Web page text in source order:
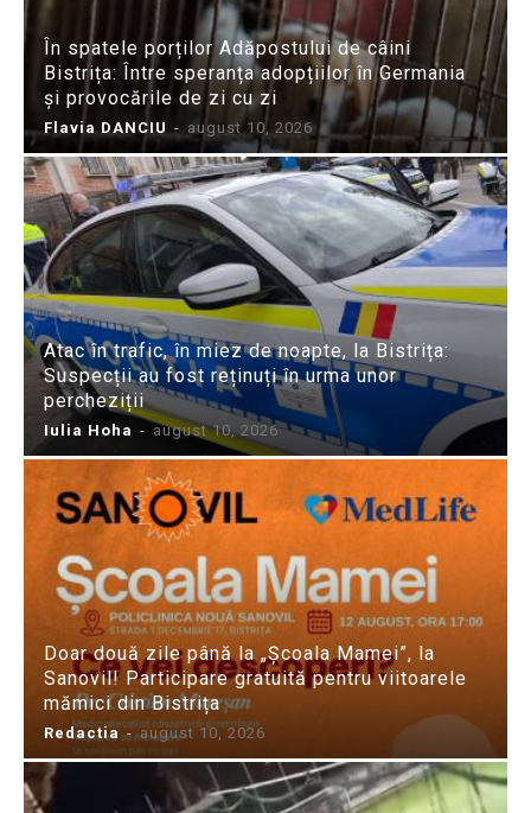
În spatele porților Adăpostului de câini
Bistrița: Între speranța adopțiilor în Germania
și provocările de zi cu zi
Flavia DANCIU - august 10, 2026
Atac în trafic, în miez de noapte, la Bistrița:
Suspecții au fost reținuți în urma unor
percheziții
Iulia Hoha - august 10, 2026
Doar două zile până la „Școala Mamei”, la
Sanovil! Participare gratuită pentru viitoarele
mămici din Bistrița
Redactia - august 10, 2026